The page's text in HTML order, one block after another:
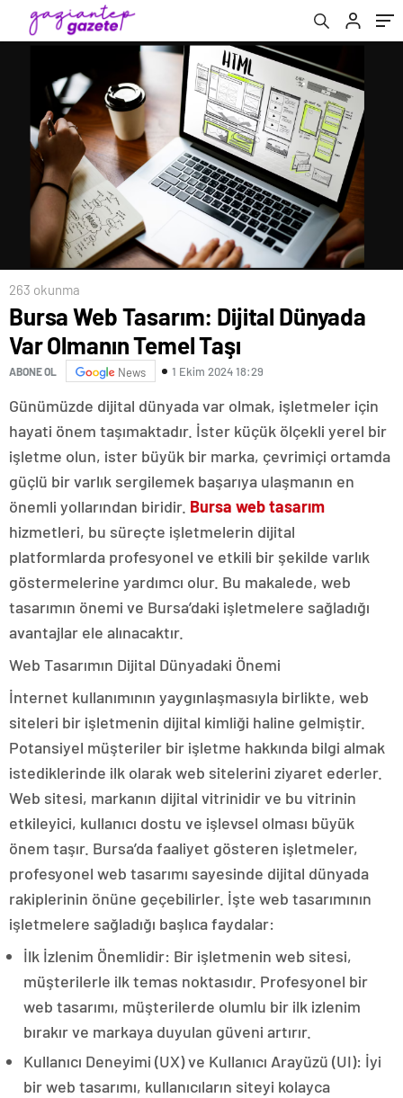
263 okunma
Bursa Web Tasarım: Dijital Dünyada
Var Olmanın Temel Taşı
ABONE OL News 1 Ekim 2024 18:29
Günümüzde dijital dünyada var olmak, işletmeler için
hayati önem taşımaktadır. İster küçük ölçekli yerel bir
işletme olun, ister büyük bir marka, çevrimiçi ortamda
güçlü bir varlık sergilemek başarıya ulaşmanın en
önemli yollarından biridir. Bursa web tasarım
hizmetleri, bu süreçte işletmelerin dijital
platformlarda profesyonel ve etkili bir şekilde varlık
göstermelerine yardımcı olur. Bu makalede, web
tasarımın önemi ve Bursa’daki işletmelere sağladığı
avantajlar ele alınacaktır.
Web Tasarımın Dijital Dünyadaki Önemi
İnternet kullanımının yaygınlaşmasıyla birlikte, web
siteleri bir işletmenin dijital kimliği haline gelmiştir.
Potansiyel müşteriler bir işletme hakkında bilgi almak
istediklerinde ilk olarak web sitelerini ziyaret ederler.
Web sitesi, markanın dijital vitrinidir ve bu vitrinin
etkileyici, kullanıcı dostu ve işlevsel olması büyük
önem taşır. Bursa’da faaliyet gösteren işletmeler,
profesyonel web tasarımı sayesinde dijital dünyada
rakiplerinin önüne geçebilirler. İşte web tasarımının
işletmelere sağladığı başlıca faydalar:
İlk İzlenim Önemlidir: Bir işletmenin web sitesi,
müşterilerle ilk temas noktasıdır. Profesyonel bir
web tasarımı, müşterilerde olumlu bir ilk izlenim
bırakır ve markaya duyulan güveni artırır.
Kullanıcı Deneyimi (UX) ve Kullanıcı Arayüzü (UI): İyi
bir web tasarımı, kullanıcıların siteyi kolayca